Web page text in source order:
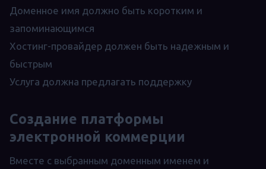
Доменное имя должно быть коротким и
запоминающимся
Хостинг-провайдер должен быть надежным и
быстрым
Услуга должна предлагать поддержку
Создание платформы
электронной коммерции
Вместе с выбранным доменным именем и